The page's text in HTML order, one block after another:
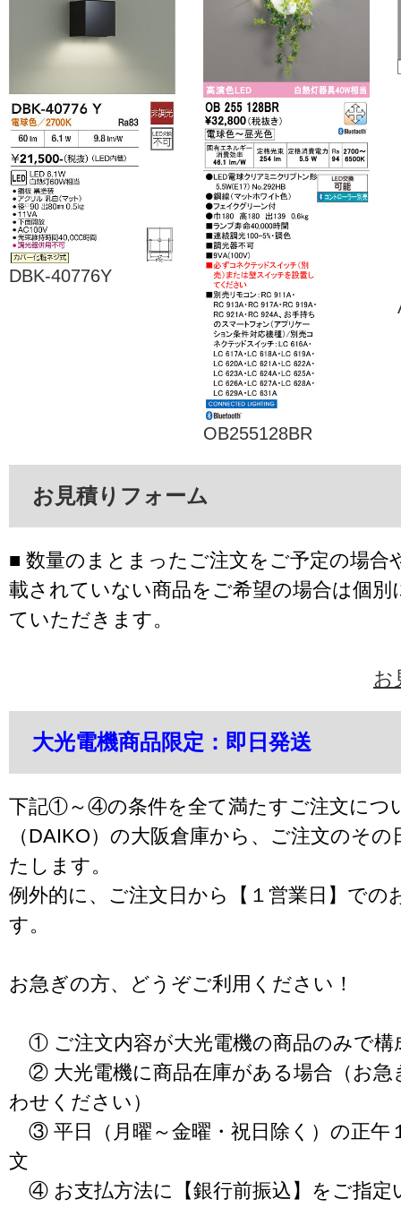
DBK-40776Y
OB255128BR
お見積りフォーム
■ 数量のまとまったご注文をご予定の場合
載されていない商品をご希望の場合は個別
ていただきます。
お
大光電機商品限定：即日発送
下記①～④の条件を全て満たすご注文につ
（DAIKO）の大阪倉庫から、ご注文のそ
たします。
例外的に、ご注文日から【１営業日】での
す。
お急ぎの方、どうぞご利用ください！
① ご注文内容が大光電機の商品のみで構
② 大光電機に商品在庫がある場合（お急
わせください）
③ 平日（月曜～金曜・祝日除く）の正午
文
④ お支払方法に【銀行前振込】をご指定